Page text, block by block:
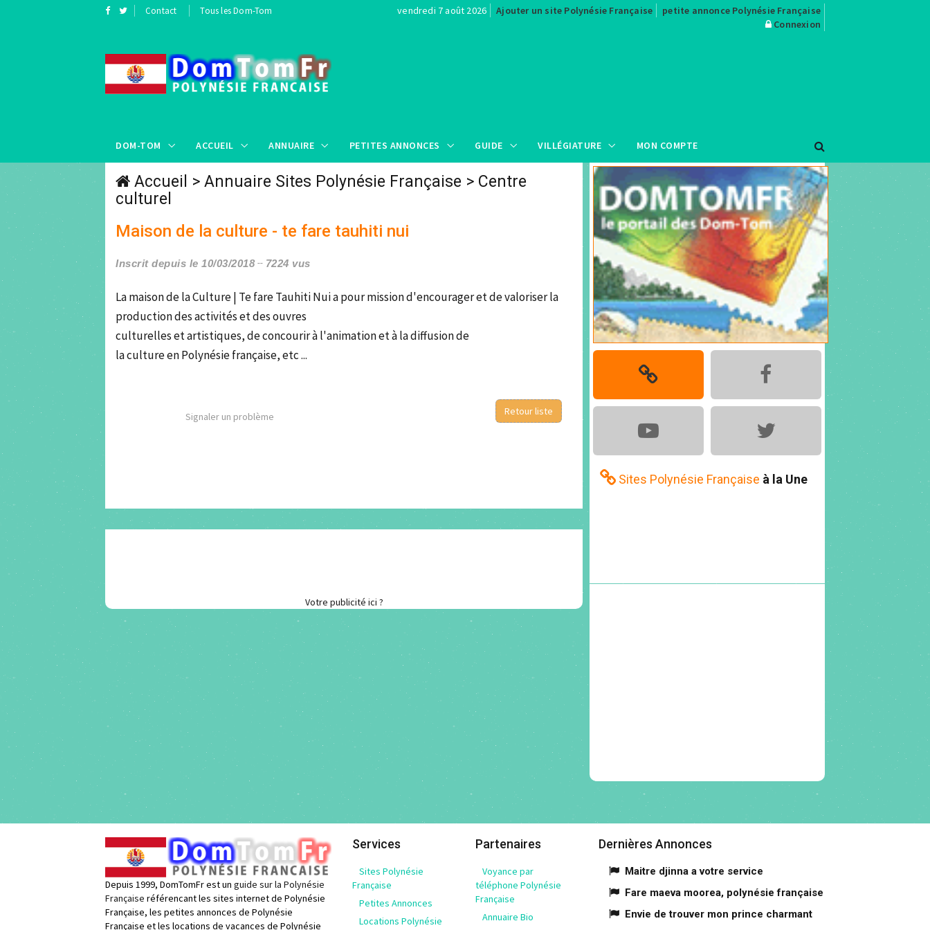
Contact Tous les Dom-Tom vendredi 7 août 2026 Ajouter un site Polynésie Française
petite annonce Polynésie Française
Connexion
DOM-TOM ACCUEIL ANNUAIRE PETITES ANNONCES GUIDE VILLÉGIATURE MON COMPTE
Accueil > Annuaire Sites Polynésie Française > Centre
culturel
Maison de la culture - te fare tauhiti nui
Inscrit depuis le 10/03/2018 7224 vus
La maison de la Culture | Te fare Tauhiti Nui a pour mission d'encourager et de valoriser la
production des activités et des ouvres
culturelles et artistiques, de concourir à l'animation et à la diffusion de
la culture en Polynésie française, etc ...
Signaler un problème Retour liste
Votre publicité ici ?
Sites Polynésie Française à la Une
Depuis 1999, DomTomFr est un guide sur la Polynésie
Française référencant les sites internet de Polynésie
Française, les petites annonces de Polynésie
Française et les locations de vacances de Polynésie
Services
Sites Polynésie
Française
Petites Annonces
Locations Polynésie
Partenaires
Voyance par
téléphone Polynésie
Française
Annuaire Bio
Dernières Annonces
Maitre djinna a votre service
Fare maeva moorea, polynésie française
Envie de trouver mon prince charmant